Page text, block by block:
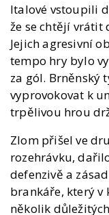
Italové vstoupili
že se chtějí vrátit
Jejich agresivní
tempo hry bylo
za gól. Brněnský
vyprovokovat k
trpělivou hrou
Zlom přišel ve
rozehrávku,
defenzivě a
brankáře, který v
několik